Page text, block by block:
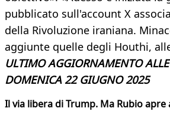
pubblicato sull'account X
della Rivoluzione iraniana.
aggiunte quelle degli Houthi,
ULTIMO AGGIORNAMENTO
DOMENICA 22 GIUGNO 2025
Il via libera di Trump. Ma Rubio apre